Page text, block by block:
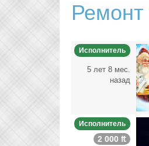
Ремонт
Исполнитель
5 лет 8 мес.
назад
Исполнитель
2 000 ₶